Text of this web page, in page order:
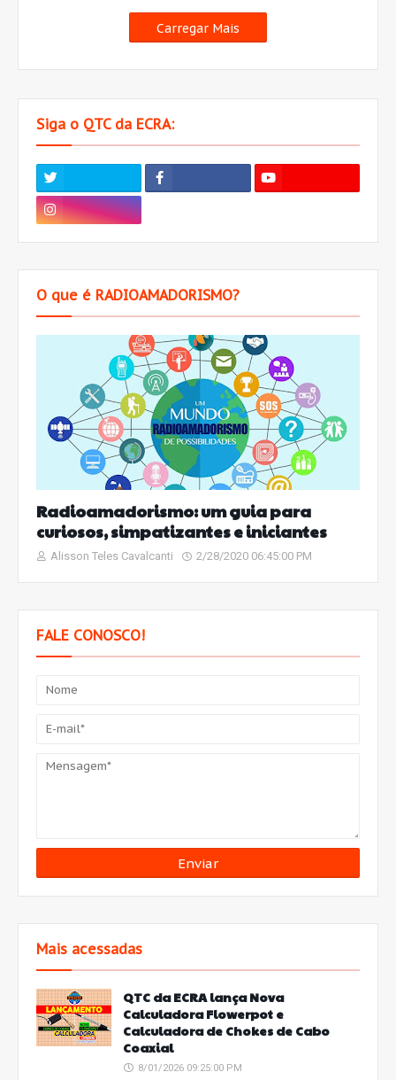
Carregar Mais
Siga o QTC da ECRA:
O que é RADIOAMADORISMO?
Radioamadorismo: um guia para
curiosos, simpatizantes e iniciantes
Alisson Teles Cavalcanti 2/28/2020 06:45:00 PM
FALE CONOSCO!
Mais acessadas
QTC da ECRA lança Nova
Calculadora Flowerpot e
Calculadora de Chokes de Cabo
Coaxial
8/01/2026 09:25:00 PM